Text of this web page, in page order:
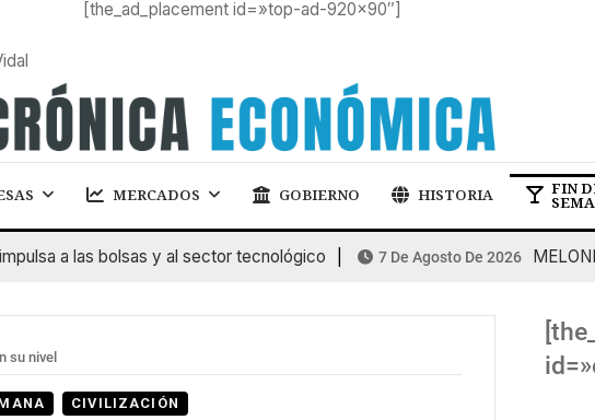
[the_ad_placement id=»top-ad-920×90″]
MERCADOS GOBIERNO HISTORIA FIN
a las bolsas y al sector tecnológico 7 De Agosto De 2026 MELONI
su nivel
CIVILIZACIÓN